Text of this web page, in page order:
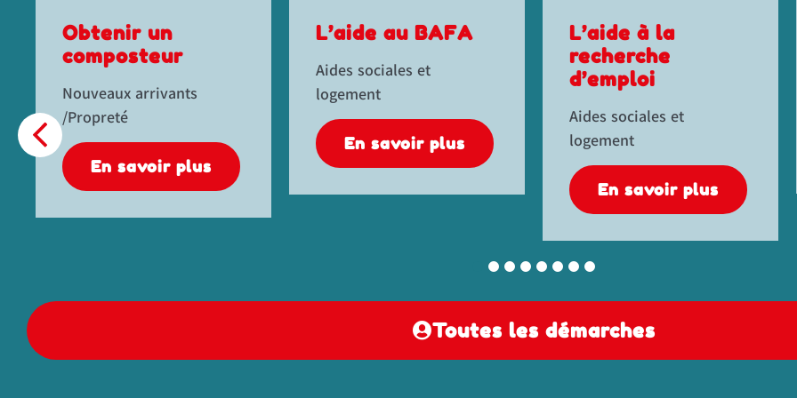
L’aide au BAFA
Aides sociales et
logement
En savoir plus
L’aide à la
d’emploi
Aides sociales et
logement
Demande de
carte grise
Véhicule
En savoir plus
Toutes les démarches